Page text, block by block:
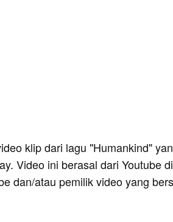
klip dari lagu "Humankind"
Video ini berasal dari Youtube
dan/atau pemilik video yang